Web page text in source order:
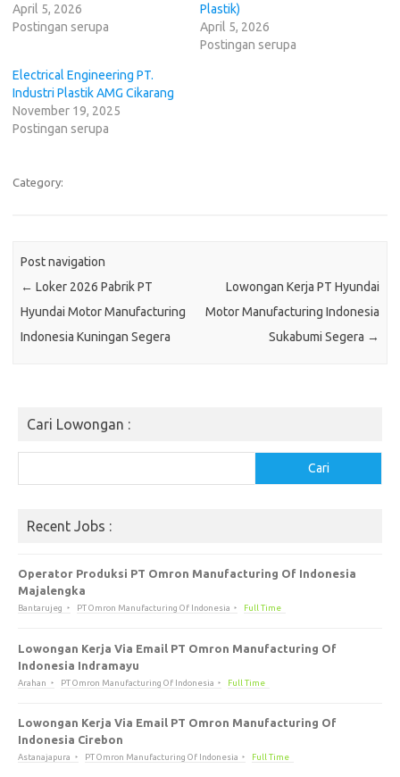
April 5, 2026
Postingan serupa
Plastik)
April 5, 2026
Postingan serupa
Electrical Engineering PT.
Industri Plastik AMG Cikarang
November 19, 2025
Postingan serupa
Category:
Post navigation
← Loker 2026 Pabrik PT
Hyundai Motor Manufacturing
Indonesia Kuningan Segera
Lowongan Kerja PT Hyundai
Motor Manufacturing Indonesia
Sukabumi Segera →
Cari Lowongan :
Cari
Recent Jobs :
Operator Produksi PT Omron Manufacturing Of Indonesia
Majalengka
Bantarujeg PT Omron Manufacturing Of Indonesia Full Time
Lowongan Kerja Via Email PT Omron Manufacturing Of
Indonesia Indramayu
Arahan PT Omron Manufacturing Of Indonesia Full Time
Lowongan Kerja Via Email PT Omron Manufacturing Of
Indonesia Cirebon
Astanajapura PT Omron Manufacturing Of Indonesia Full Time